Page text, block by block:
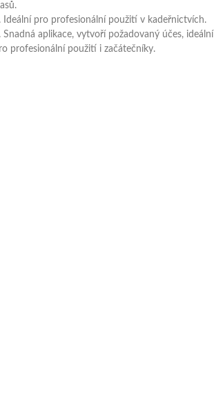
Ideální pro profesionální použití v kadeřnictvích.
Snadná aplikace, vytvoří požadovaný účes, ideální
profesionální použití i začátečníky.